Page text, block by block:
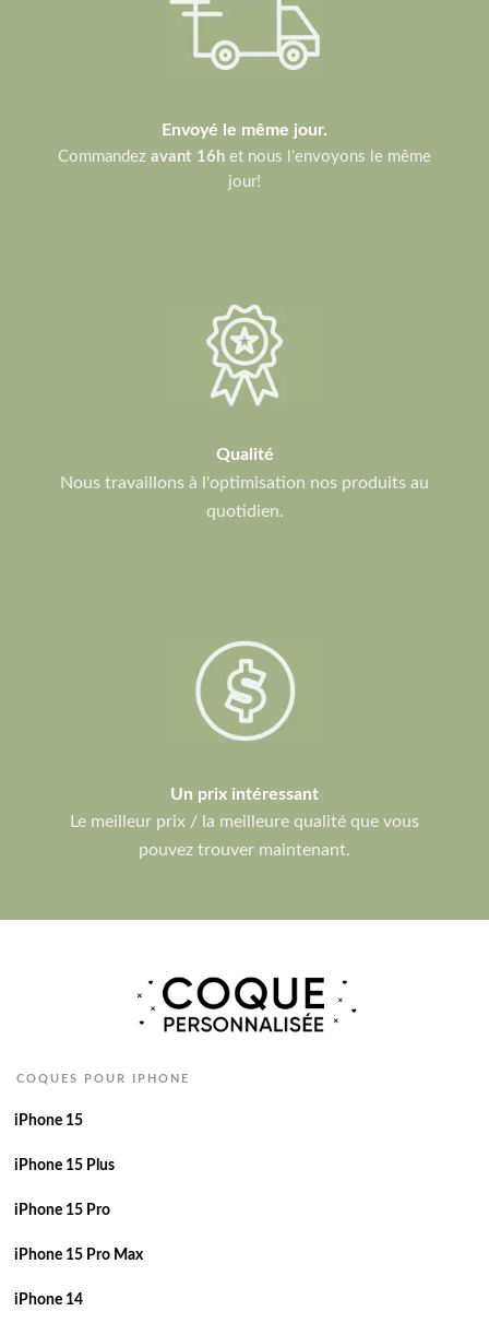
Envoyé le même jour.
Commandez avant 16h et nous l'envoyons le même
jour!
Qualité
Nous travaillons à l'optimisation nos produits au
quotidien.
Un prix intéressant
Le meilleur prix / la meilleure qualité que vous
pouvez trouver maintenant.
COQUES POUR IPHONE
iPhone 15
iPhone 15 Plus
iPhone 15 Pro
iPhone 15 Pro Max
iPhone 14